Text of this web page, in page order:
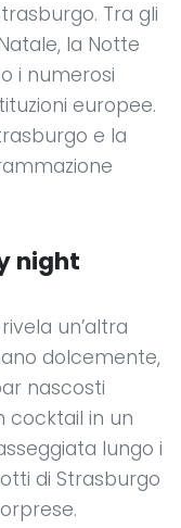
Tra gli
la Notte
i numerosi
europee.
e la
night
un’altra
dolcemente,
nascosti
cocktail in un
lungo i
di Strasburgo